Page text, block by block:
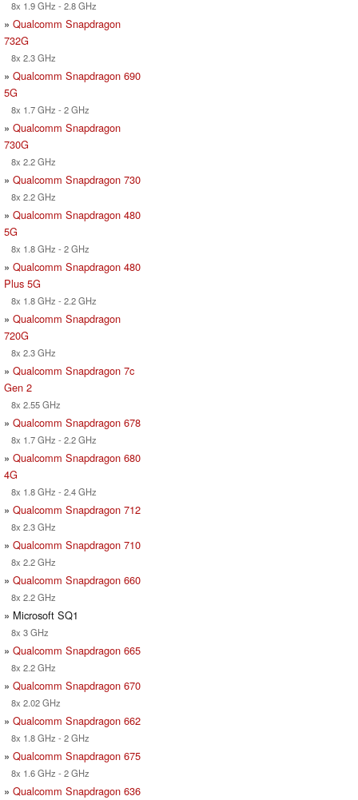
8x 1.9 GHz - 2.8 GHz
» Qualcomm Snapdragon
732G
8x 2.3 GHz
» Qualcomm Snapdragon 690
5G
8x 1.7 GHz - 2 GHz
» Qualcomm Snapdragon
730G
8x 2.2 GHz
» Qualcomm Snapdragon 730
8x 2.2 GHz
» Qualcomm Snapdragon 480
5G
8x 1.8 GHz - 2 GHz
» Qualcomm Snapdragon 480
Plus 5G
8x 1.8 GHz - 2.2 GHz
» Qualcomm Snapdragon
720G
8x 2.3 GHz
» Qualcomm Snapdragon 7c
Gen 2
8x 2.55 GHz
» Qualcomm Snapdragon 678
8x 1.7 GHz - 2.2 GHz
» Qualcomm Snapdragon 680
4G
8x 1.8 GHz - 2.4 GHz
» Qualcomm Snapdragon 712
8x 2.3 GHz
» Qualcomm Snapdragon 710
8x 2.2 GHz
» Qualcomm Snapdragon 660
8x 2.2 GHz
» Microsoft SQ1
8x 3 GHz
» Qualcomm Snapdragon 665
8x 2.2 GHz
» Qualcomm Snapdragon 670
8x 2.02 GHz
» Qualcomm Snapdragon 662
8x 1.8 GHz - 2 GHz
» Qualcomm Snapdragon 675
8x 1.6 GHz - 2 GHz
» Qualcomm Snapdragon 636